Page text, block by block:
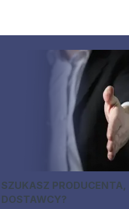
SZUKASZ PRODUCENTA,
DOSTAWCY?